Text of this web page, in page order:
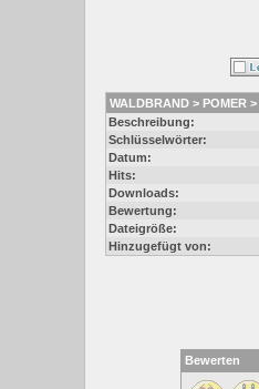
WALDBRAND > POMER
Beschreibung:
Schlüsselwörter:
Datum:
Hits:
Downloads:
Bewertung:
Dateigröße:
Hinzugefügt von:
Bewerten